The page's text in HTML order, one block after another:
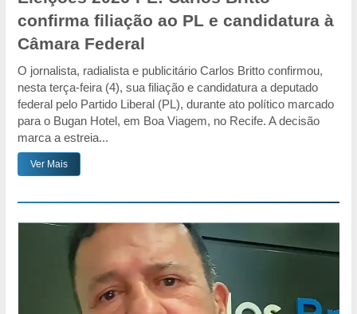
confirma filiação ao PL e candidatura à
Câmara Federal
O jornalista, radialista e publicitário Carlos Britto confirmou,
nesta terça-feira (4), sua filiação e candidatura a deputado
federal pelo Partido Liberal (PL), durante ato político marcado
para o Bugan Hotel, em Boa Viagem, no Recife. A decisão
marca a estreia...
Ver Mais